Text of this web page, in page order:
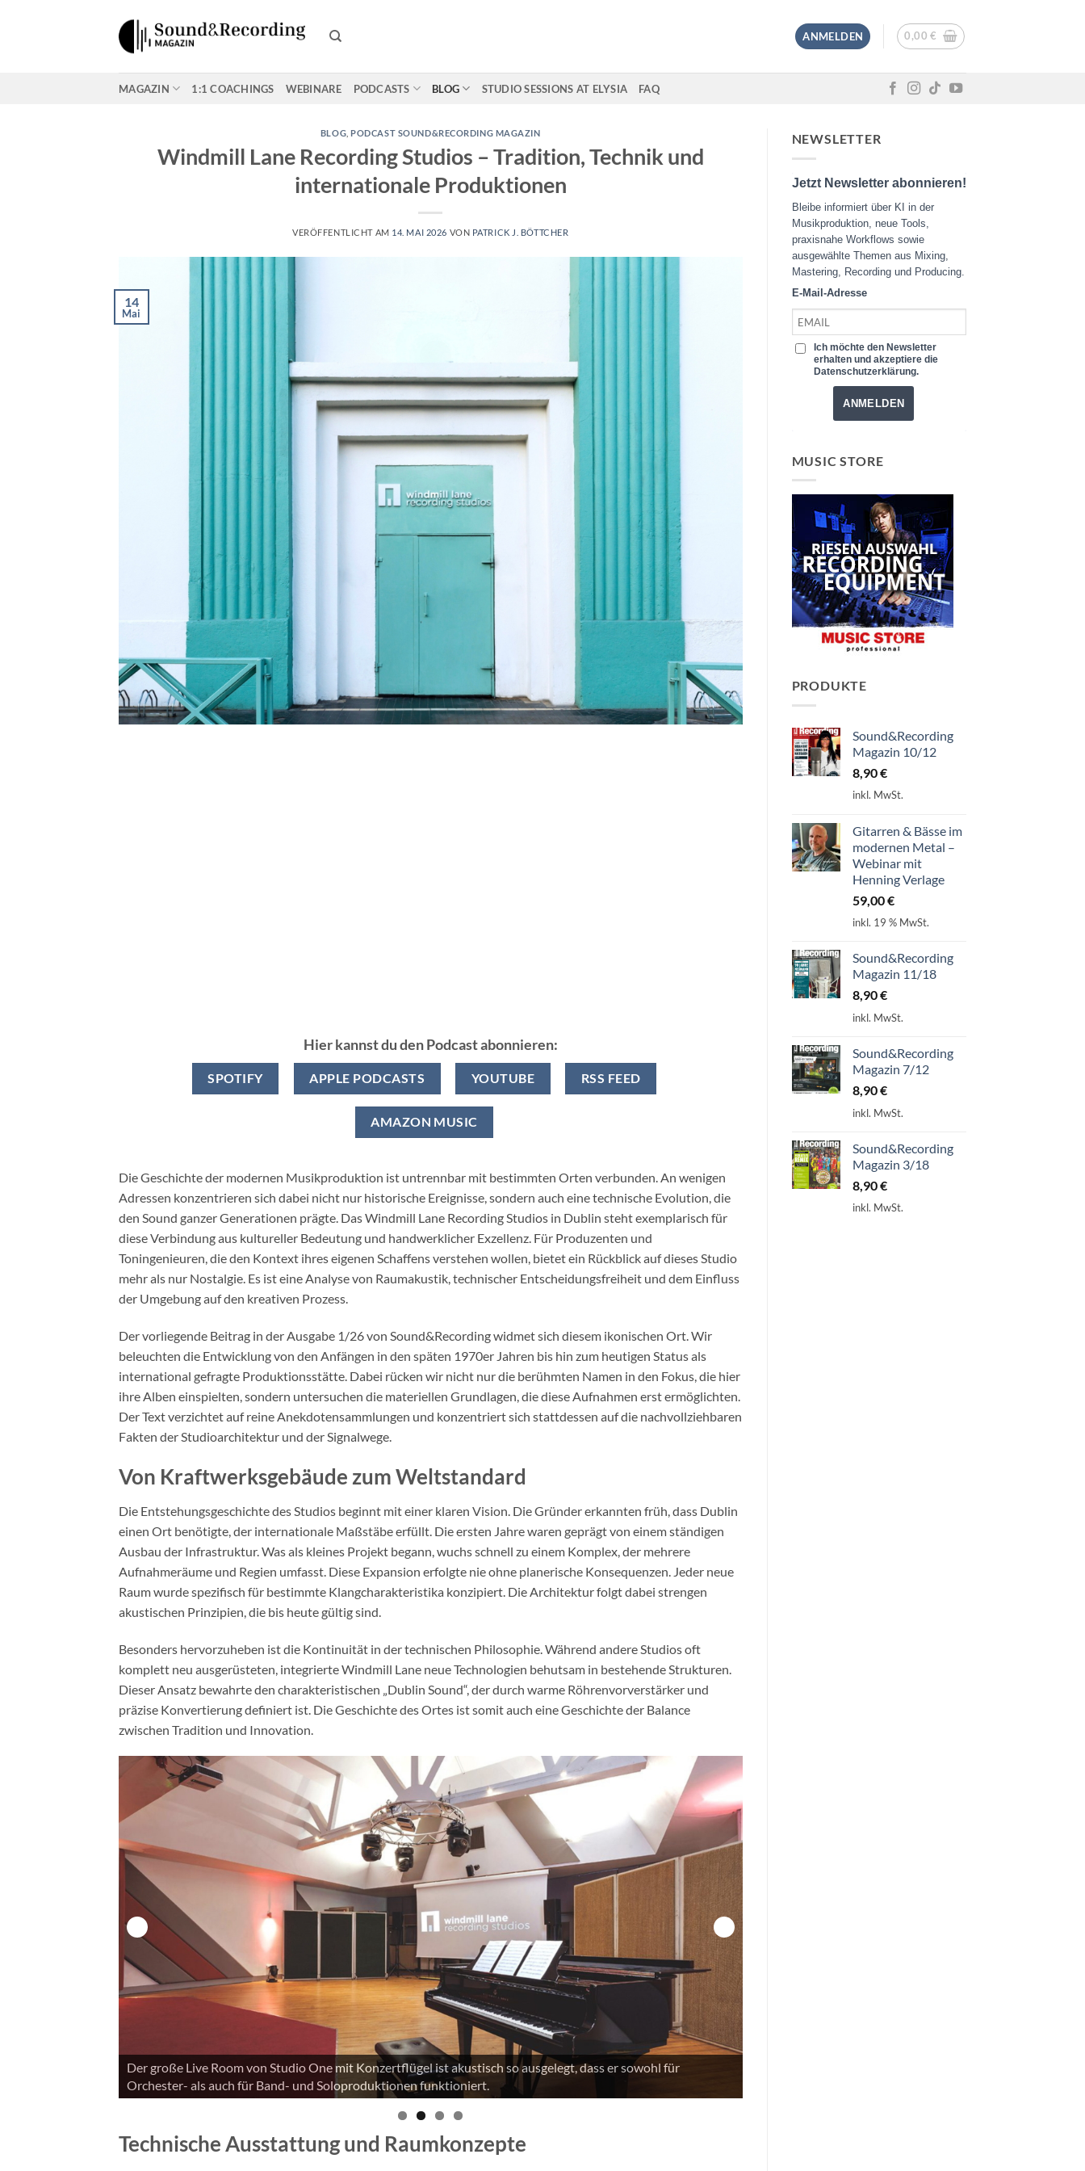
ANMELDEN 0,00€
MAGAZIN 1:1 COACHINGS WEBINARE PODCASTS BLOG STUDIO SESSIONS AT ELYSIA FAQ
BLOG PODCAST SOUND&RECORDING MAGAZIN
Windmill Lane Recording Studios – Tradition, Technik und
internationale Produktionen
VERÖFFENTLICHT AM 14. MAI 2026 VON PATRICK J. BÖTTCHER
14
Mai
Hier kannst du den Podcast abonnieren:
SPOTIFY APPLE PODCASTS YOUTUBE RSS FEED
AMAZON MUSIC
Die Geschichte der modernen Musikproduktion ist untrennbar mit bestimmten Orten verbunden. An wenigen
Adressen konzentrieren sich dabei nicht nur historische Ereignisse, sondern auch eine technische Evolution, die
den Sound ganzer Generationen prägte. Das Windmill Lane Recording Studios in Dublin steht exemplarisch für
diese Verbindung aus kultureller Bedeutung und handwerklicher Exzellenz. Für Produzenten und
Toningenieuren, die den Kontext ihres eigenen Schaffens verstehen wollen, bietet ein Rückblick auf dieses Studio
mehr als nur Nostalgie. Es ist eine Analyse von Raumakustik, technischer Entscheidungsfreiheit und dem Einfluss
der Umgebung auf den kreativen Prozess.
Der vorliegende Beitrag in der Ausgabe 1/26 von Sound&Recording widmet sich diesem ikonischen Ort. Wir
beleuchten die Entwicklung von den Anfängen in den späten 1970er Jahren bis hin zum heutigen Status als
international gefragte Produktionsstätte. Dabei rücken wir nicht nur die berühmten Namen in den Fokus, die hier
ihre Alben einspielten, sondern untersuchen die materiellen Grundlagen, die diese Aufnahmen erst ermöglichten.
Der Text verzichtet auf reine Anekdotensammlungen und konzentriert sich stattdessen auf die nachvollziehbaren
Fakten der Studioarchitektur und der Signalwege.
Von Kraftwerksgebäude zum Weltstandard
Die Entstehungsgeschichte des Studios beginnt mit einer klaren Vision. Die Gründer erkannten früh, dass Dublin
einen Ort benötigte, der internationale Maßstäbe erfüllt. Die ersten Jahre waren geprägt von einem ständigen
Ausbau der Infrastruktur. Was als kleines Projekt begann, wuchs schnell zu einem Komplex, der mehrere
Aufnahmeräume und Regien umfasst. Diese Expansion erfolgte nie ohne planerische Konsequenzen. Jeder neue
Raum wurde spezifisch für bestimmte Klangcharakteristika konzipiert. Die Architektur folgt dabei strengen
akustischen Prinzipien, die bis heute gültig sind.
Besonders hervorzuheben ist die Kontinuität in der technischen Philosophie. Während andere Studios oft
komplett neu ausgerüsteten, integrierte Windmill Lane neue Technologien behutsam in bestehende Strukturen.
Dieser Ansatz bewahrte den charakteristischen „Dublin Sound“, der durch warme Röhrenvorverstärker und
präzise Konvertierung definiert ist. Die Geschichte des Ortes ist somit auch eine Geschichte der Balance
zwischen Tradition und Innovation.
Studio Three ist auf In-the-Box-Produktionen, Editing, Mixing und Voiceover spezialisiert. Das kompakte
Setup ermöglicht effiziente Arbeit, auch bei Remote-Sessions und Post-Produktion.
Technische Ausstattung und Raumkonzepte
NEWSLETTER
Jetzt Newsletter abonnieren!
Bleibe informiert über KI in der
Musikproduktion, neue Tools,
praxisnahe Workflows sowie
ausgewählte Themen aus Mixing,
Mastering, Recording und Producing.
E-Mail-Adresse
Ich möchte den Newsletter
erhalten und akzeptiere die
Datenschutzerklärung.
ANMELDEN
MUSIC STORE
PRODUKTE
Sound&Recording
Magazin 10/12
8,90€
inkl. MwSt.
Gitarren & Bässe im
modernen Metal –
Webinar mit
Henning Verlage
59,00€
inkl. 19 % MwSt.
Sound&Recording
Magazin 11/18
8,90€
inkl. MwSt.
Sound&Recording
Magazin 7/12
8,90€
inkl. MwSt.
Sound&Recording
Magazin 3/18
8,90€
inkl. MwSt.